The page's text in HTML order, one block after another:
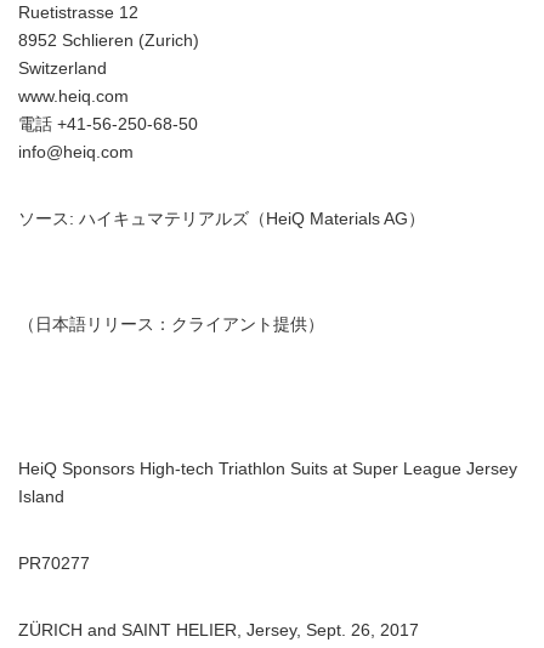
Ruetistrasse 12
8952 Schlieren (Zurich)
Switzerland
www.heiq.com
電話 +41-56-250-68-50
info@heiq.com
ソース: ハイキュマテリアルズ（HeiQ Materials AG）
（日本語リリース：クライアント提供）
HeiQ Sponsors High-tech Triathlon Suits at Super League Jersey
Island
PR70277
ZÜRICH and SAINT HELIER, Jersey, Sept. 26, 2017